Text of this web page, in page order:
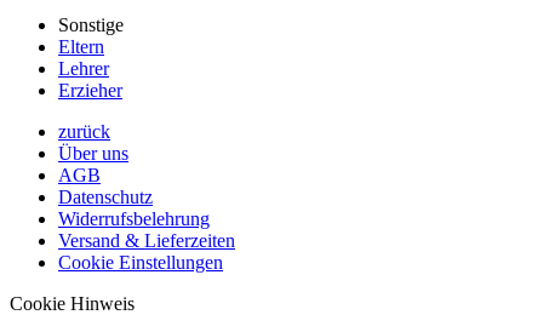
Sonstige
Eltern
Lehrer
Erzieher
zurück
Über uns
AGB
Datenschutz
Widerrufsbelehrung
Versand & Lieferzeiten
Cookie Einstellungen
Cookie Hinweis